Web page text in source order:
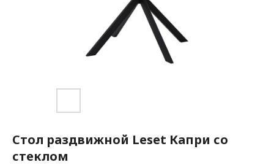
Стол раздвижной Leset Капри со
стеклом